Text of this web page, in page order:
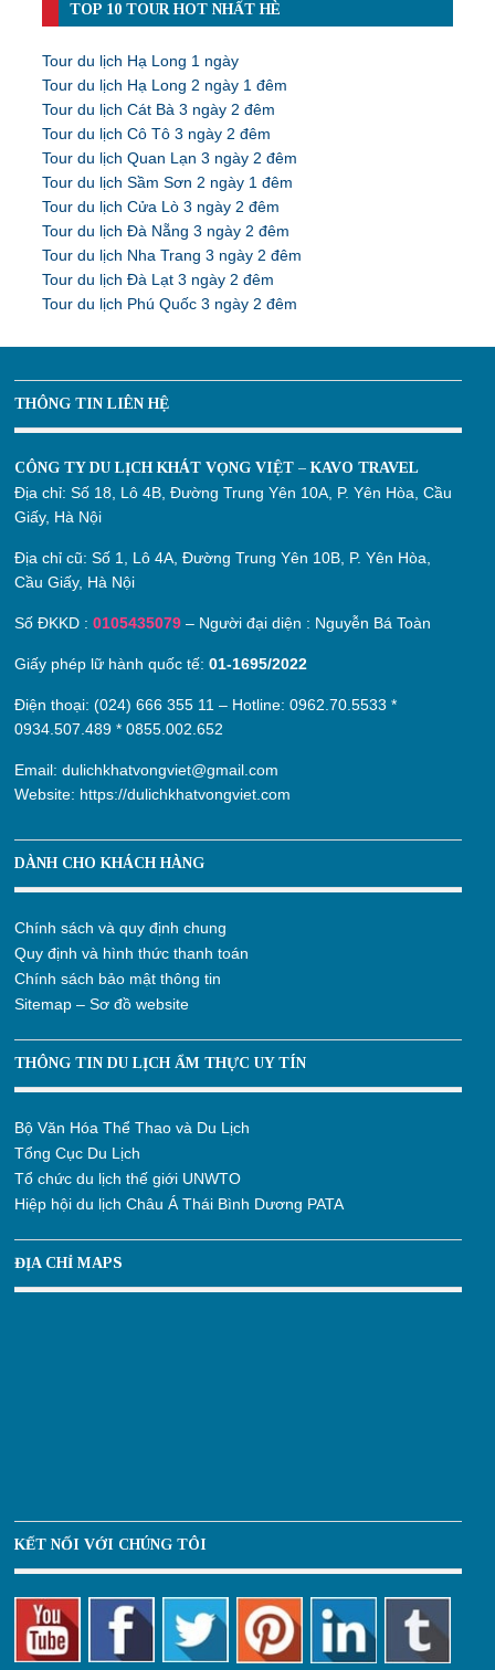
TOP 10 TOUR HOT NHẤT HÈ
Tour du lịch Hạ Long 1 ngày
Tour du lịch Hạ Long 2 ngày 1 đêm
Tour du lịch Cát Bà 3 ngày 2 đêm
Tour du lịch Cô Tô 3 ngày 2 đêm
Tour du lịch Quan Lạn 3 ngày 2 đêm
Tour du lịch Sầm Sơn 2 ngày 1 đêm
Tour du lịch Cửa Lò 3 ngày 2 đêm
Tour du lịch Đà Nẵng 3 ngày 2 đêm
Tour du lịch Nha Trang 3 ngày 2 đêm
Tour du lịch Đà Lạt 3 ngày 2 đêm
Tour du lịch Phú Quốc 3 ngày 2 đêm
THÔNG TIN LIÊN HỆ
CÔNG TY DU LỊCH KHÁT VỌNG VIỆT – KAVO TRAVEL
Địa chỉ:Số 18, Lô 4B, Đường Trung Yên 10A, P. Yên Hòa, Cầu
Giấy, Hà Nội
Địa chỉ cũ:Số 1, Lô 4A, Đường Trung Yên 10B, P. Yên Hòa,
Cầu Giấy, Hà Nội
Số ĐKKD :0105435079 – Người đại diện : Nguyễn Bá Toàn
Giấy phép lữ hành quốc tế:01-1695/2022
Điện thoại: (024) 666 355 11 – Hotline:0962.70.5533 *
0934.507.489 *0855.002.652
Email:dulichkhatvongviet@gmail.com
Website: https://dulichkhatvongviet.com
DÀNH CHO KHÁCH HÀNG
Chính sách và quy định chung
Quy định và hình thức thanh toán
Chính sách bảo mật thông tin
Sitemap – Sơ đồ website
THÔNG TIN DU LỊCH ẨM THỰC UY TÍN
Bộ Văn Hóa Thể Thao và Du Lịch
Tổng Cục Du Lịch
Tổ chức du lịch thế giới UNWTO
Hiệp hội du lịch Châu Á Thái Bình Dương PATA
ĐỊA CHỈ MAPS
KẾT NỐI VỚI CHÚNG TÔI